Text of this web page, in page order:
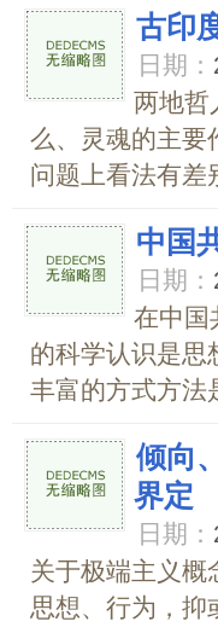
古印
日期：
两地哲
么、灵魂的主要
问题上看法有差
中国
日期：
在中国
的科学认识是思
丰富的方式方法
倾向
界定
日期：
关于极端主义概
思想、行为，抑